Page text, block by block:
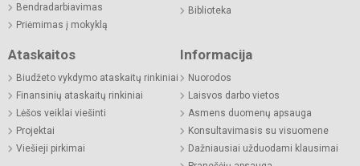
Bendradarbiavimas
Priėmimas į mokyklą
Biblioteka
Ataskaitos
Biudžeto vykdymo ataskaitų rinkiniai
Finansinių ataskaitų rinkiniai
Lėšos veiklai viešinti
Projektai
Viešieji pirkimai
Informacija
Nuorodos
Laisvos darbo vietos
Asmens duomenų apsauga
Konsultavimasis su visuomene
Dažniausiai užduodami klausimai